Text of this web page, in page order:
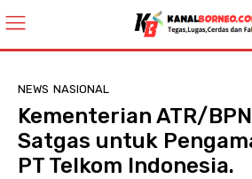
NEWS NASIONAL
Kementerian ATR/
Satgas untuk
PT Telkom Indonesia.